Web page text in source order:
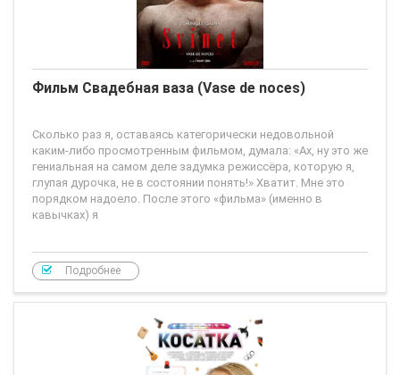
Фильм Свадебная ваза (Vase de noces)
Сколько раз я, оставаясь категорически недовольной
каким-либо просмотренным фильмом, думала: «Ах, ну это же
гениальная на самом деле задумка режиссёра, которую я,
глупая дурочка, не в состоянии понять!» Хватит. Мне это
порядком надоело. После этого «фильма» (именно в
кавычках) я
Подробнее